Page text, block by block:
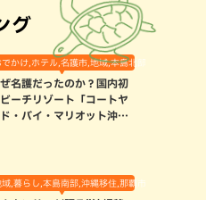
グ
でかけ,ホテル,名護市,地域,本島北部
名護だったのか？国内初
ーチリゾート「コートヤ
・バイ・マリオット沖縄
域,暮らし,本島南部,沖縄移住,那覇市